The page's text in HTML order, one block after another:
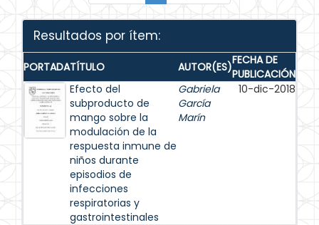
Resultados por ítem:
PORTADATÍTULO AUTOR(ES)FECHA DE
PUBLICACIÓN
Efecto del
subproducto de
mango sobre la
modulación de la
respuesta inmune de
niños durante
episodios de
infecciones
respiratorias y
gastrointestinales
Gabriela
García
Marín
10-dic-2018